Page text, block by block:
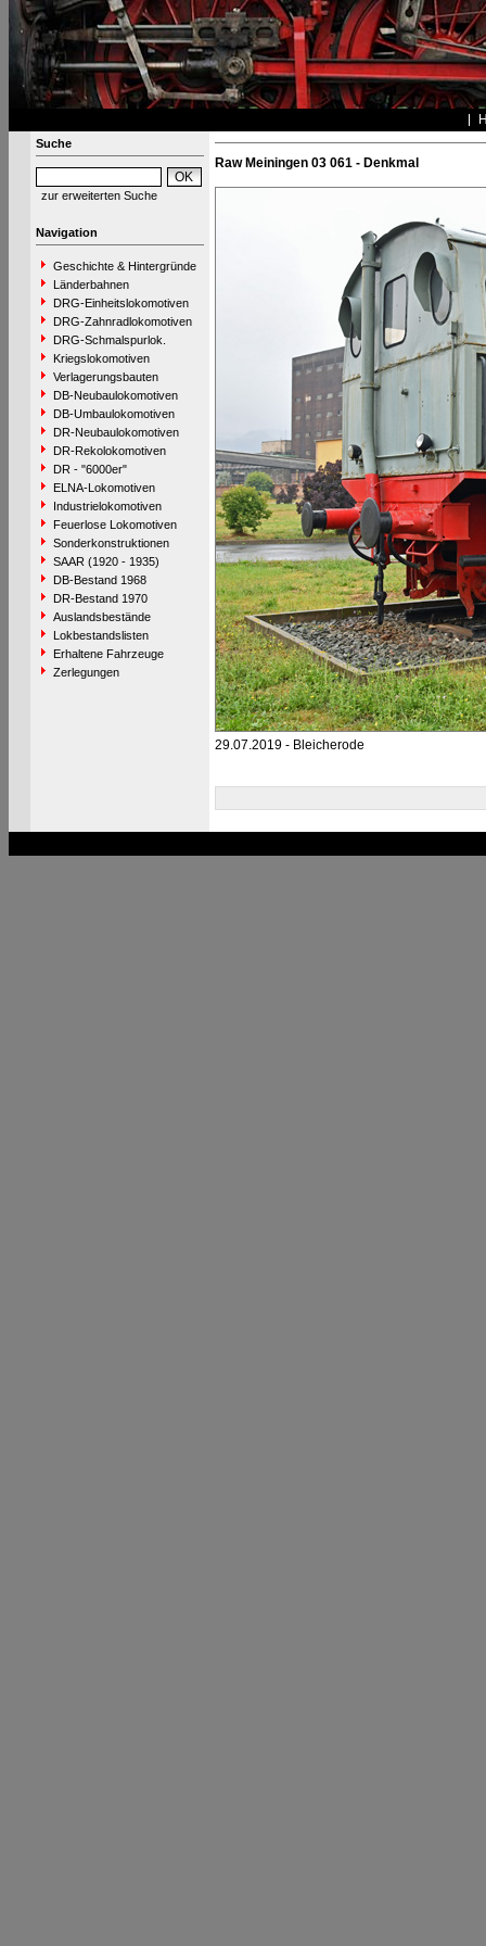
Suche
zur erweiterten Suche
Navigation
Geschichte & Hintergründe
Länderbahnen
DRG-Einheitslokomotiven
DRG-Zahnradlokomotiven
DRG-Schmalspurlok.
Kriegslokomotiven
Verlagerungsbauten
DB-Neubaulokomotiven
DB-Umbaulokomotiven
DR-Neubaulokomotiven
DR-Rekolokomotiven
DR - "6000er"
ELNA-Lokomotiven
Industrielokomotiven
Feuerlose Lokomotiven
Sonderkonstruktionen
SAAR (1920 - 1935)
DB-Bestand 1968
DR-Bestand 1970
Auslandsbestände
Lokbestandslisten
Erhaltene Fahrzeuge
Zerlegungen
Raw Meiningen 03 061 - Denkmal
29.07.2019 - Bleicherode